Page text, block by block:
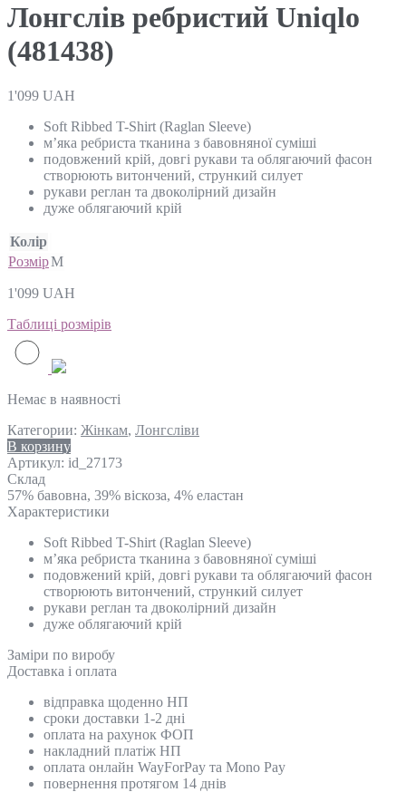
Лонгслів ребристий Uniqlo
(481438)
1'099 UAH
Soft Ribbed T-Shirt (Raglan Sleeve)
м’яка ребриста тканина з бавовняної суміші
подовжений крій, довгі рукави та облягаючий фасон
створюють витончений, стрункий силует
рукави реглан та двоколірний дизайн
дуже облягаючий крій
Колір
РозмірM
1'099 UAH
Таблиці розмірів
Немає в наявності
Категории: Жінкам, Лонгсліви
В корзину
Артикул: id_27173
Склад
57% бавовна, 39% віскоза, 4% еластан
Характеристики
Soft Ribbed T-Shirt (Raglan Sleeve)
м’яка ребриста тканина з бавовняної суміші
подовжений крій, довгі рукави та облягаючий фасон
створюють витончений, стрункий силует
рукави реглан та двоколірний дизайн
дуже облягаючий крій
Замiри по виробу
Доставка і оплата
відправка щоденно НП
сроки доставки 1-2 дні
оплата на рахунок ФОП
накладний платіж НП
оплата онлайн WayForPay та Mono Pay
повернення протягом 14 днів